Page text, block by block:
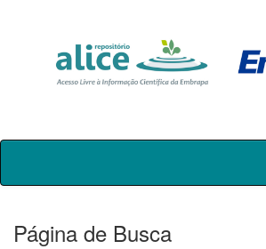
Skip
Página de Busca